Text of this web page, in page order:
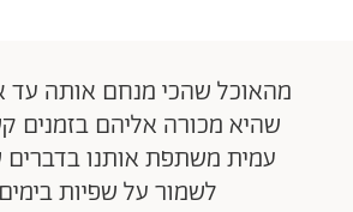
מהאוכל שהכי מנחם אותה עד
שהיא מכורה אליהם בזמנים
עמית משתפת אותנו בדברים
לשמור על שפיות